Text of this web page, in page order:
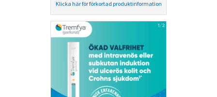
Klicka här för förkortad produktinformation